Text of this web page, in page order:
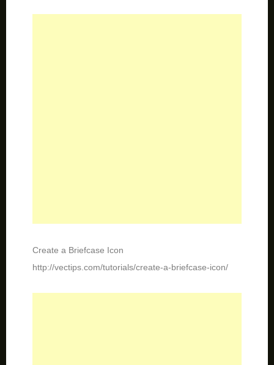
Create a Briefcase Icon
http://vectips.com/tutorials/create-a-briefcase-icon/